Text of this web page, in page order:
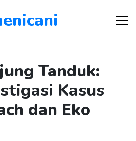
Tanduk:
Kasus
dan Eko